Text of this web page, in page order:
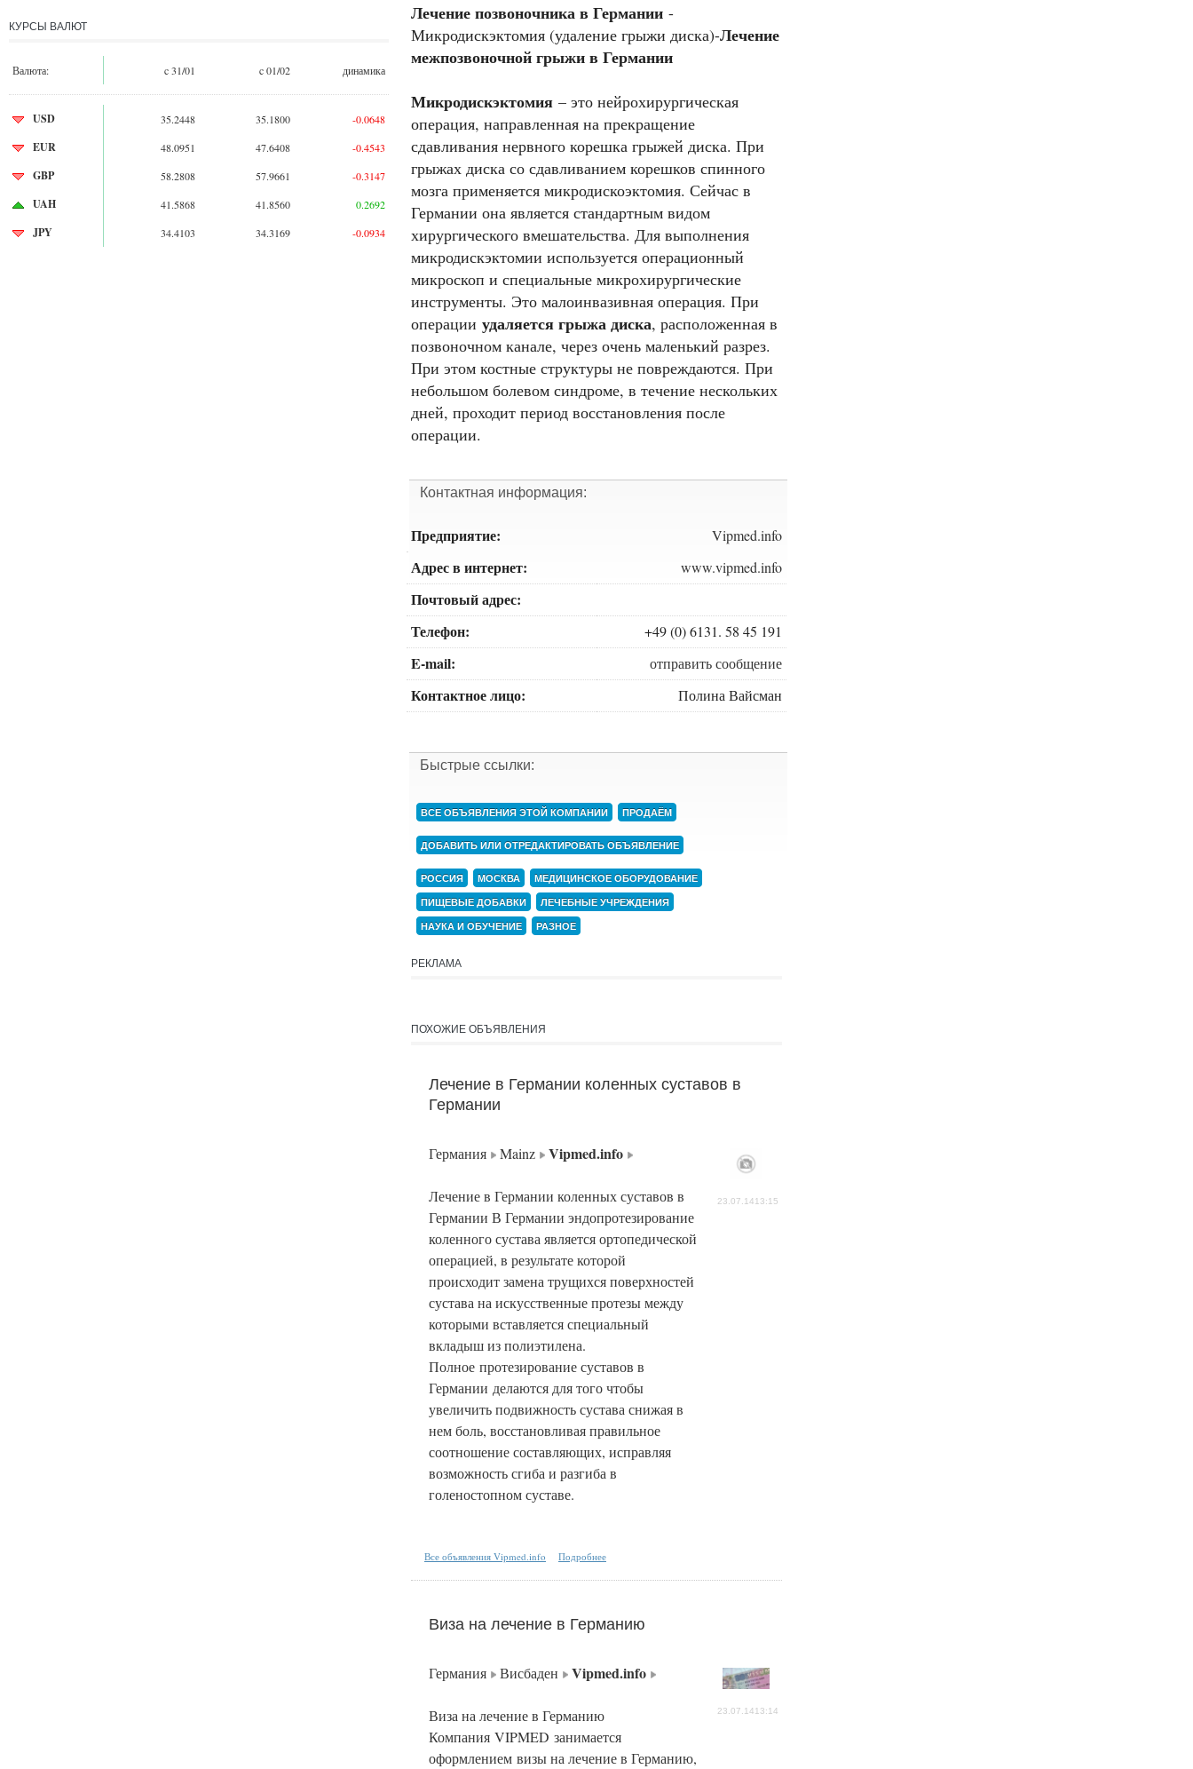
КУРСЫ ВАЛЮТ
Валюта: c 31/01 c 01/02 динамика
USD 35.2448 35.1800 -0.0648
EUR 48.0951 47.6408 -0.4543
GBP 58.2808 57.9661 -0.3147
UAH 41.5868 41.8560 0.2692
JPY 34.4103 34.3169 -0.0934
Лечение позвоночника в Германии -
Микродискэктомия (удаление грыжи диска)-Лечение
межпозвоночной грыжи в Германии
Микродискэктомия – это нейрохирургическая
операция, направленная на прекращение
сдавливания нервного корешка грыжей диска. При
грыжах диска со сдавливанием корешков спинного
мозга применяется микродискоэктомия. Сейчас в
Германии она является стандартным видом
хирургического вмешательства. Для выполнения
микродискэктомии используется операционный
микроскоп и специальные микрохирургические
инструменты. Это малоинвазивная операция. При
операции удаляется грыжа диска, расположенная в
позвоночном канале, через очень маленький разрез.
При этом костные структуры не повреждаются. При
небольшом болевом синдроме, в течение нескольких
дней, проходит период восстановления после
операции.
Контактная информация:
Предприятие: Vipmed.info
Адрес в интернет: www.vipmed.info
Почтовый адрес:
Телефон:
+49 (0) 6131. 58 45 191
E-mail: отправить сообщение
Контактное лицо: Полина Вайсман
Быстрые ссылки:
ВСЕ ОБЪЯВЛЕНИЯ ЭТОЙ КОМПАНИИ ПРОДАЁМ
ДОБАВИТЬ ИЛИ ОТРЕДАКТИРОВАТЬ ОБЪЯВЛЕНИЕ
РОССИЯ МОСКВА МЕДИЦИНСКОЕ ОБОРУДОВАНИЕ
ПИЩЕВЫЕ ДОБАВКИ ЛЕЧЕБНЫЕ УЧРЕЖДЕНИЯ
НАУКА И ОБУЧЕНИЕ РАЗНОЕ
РЕКЛАМА
ПОХОЖИЕ ОБЪЯВЛЕНИЯ
Лечение в Германии коленных суставов в
Германии
Германия Mainz Vipmed.info
Лечение в Германии коленных суставов в
Германии В Германии эндопротезирование
коленного сустава является ортопедической
операцией, в результате которой
происходит замена трущихся поверхностей
сустава на искусственные протезы между
которыми вставляется специальный
вкладыш из полиэтилена.
Полное протезирование суставов в
Германии делаются для того чтобы
увеличить подвижность сустава снижая в
нем боль, восстановливая правильное
соотношение составляющих, исправляя
возможность сгиба и разгиба в
голеностопном суставе.
23.07.1413:15
Все объявления Vipmed.info Подробнее
Виза на лечение в Германию
Германия Висбаден Vipmed.info
Виза на лечение в Германию
Компания VIPMED занимается
оформлением визы на лечение в Германию,
23.07.1413:14